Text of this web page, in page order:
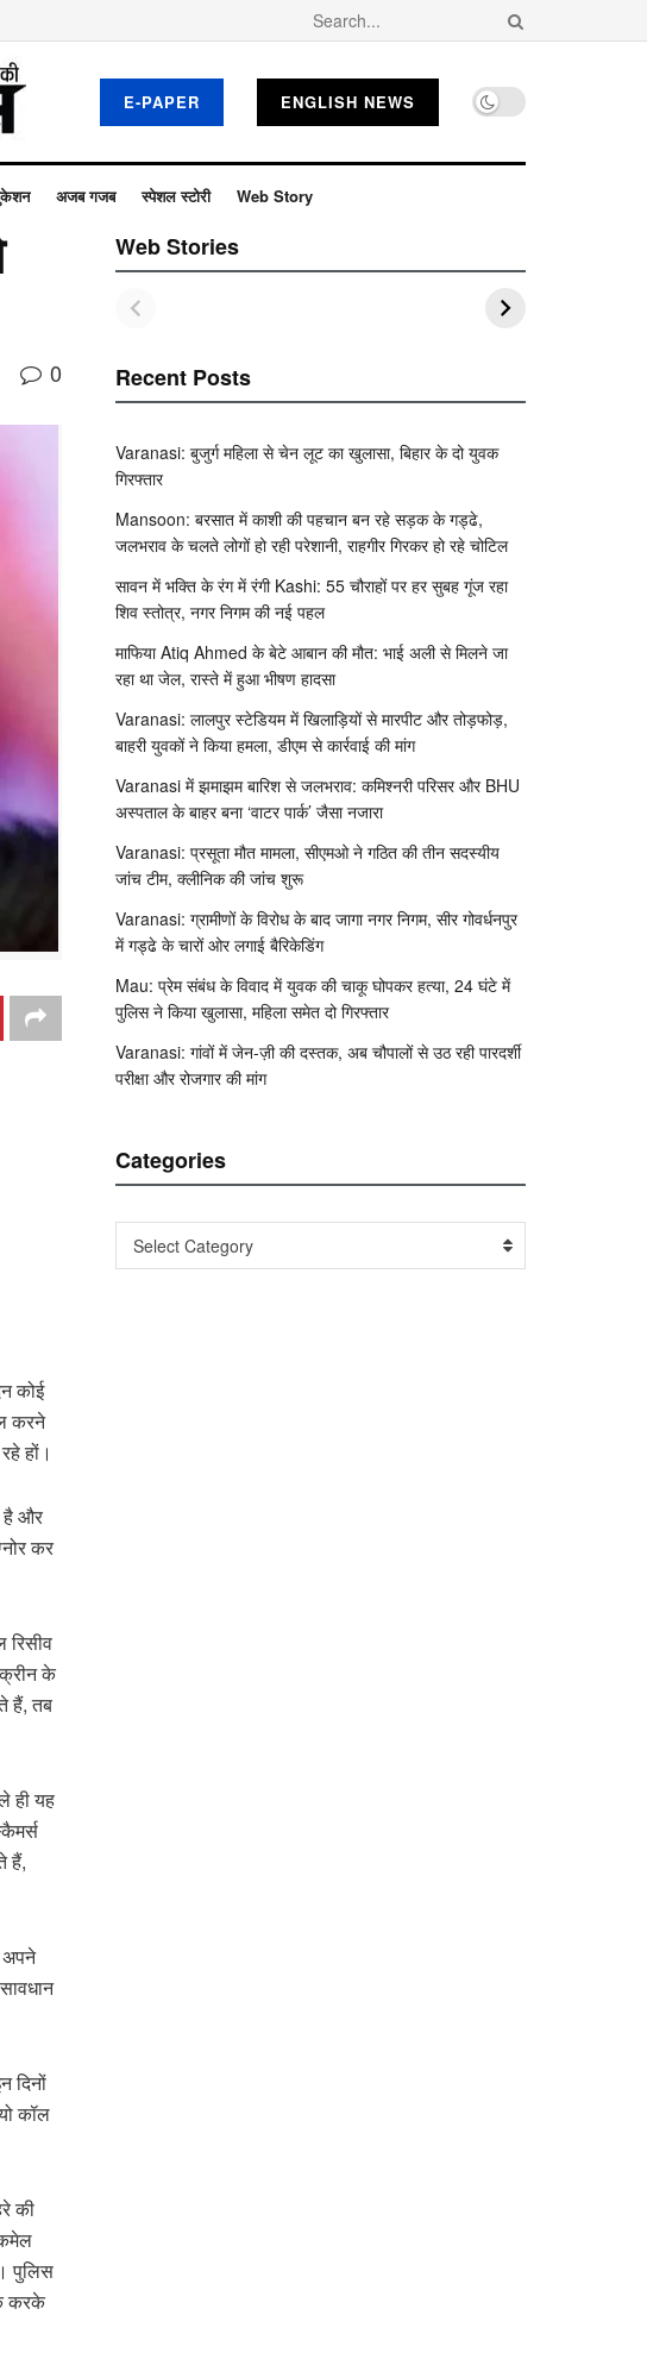
E-PAPER ENGLISH NEWS
अजब गजब स्पेशल स्टोरी Web Story
0
कोई
करने
हों।
है और
कर
के
हैं, तब
ही यह
हैं,
अपने
दिनों
कॉल
की
पुलिस
करके
Web Stories
Recent Posts
Varanasi: बुजुर्ग महिला से चेन लूट का खुलासा, बिहार के दो युवक
गिरफ्तार
Mansoon: बरसात में काशी की पहचान बन रहे सड़क के गड्ढे,
जलभराव के चलते लोगों हो रही परेशानी, राहगीर गिरकर हो रहे चोटिल
सावन में भक्ति के रंग में रंगी Kashi: 55 चौराहों पर हर सुबह गूंज रहा
शिव स्तोत्र, नगर निगम की नई पहल
माफिया Atiq Ahmed के बेटे आबान की मौत: भाई अली से मिलने जा
रहा था जेल, रास्ते में हुआ भीषण हादसा
Varanasi: लालपुर स्टेडियम में खिलाड़ियों से मारपीट और तोड़फोड़,
बाहरी युवकों ने किया हमला, डीएम से कार्रवाई की मांग
Varanasi में झमाझम बारिश से जलभराव: कमिश्नरी परिसर और BHU
अस्पताल के बाहर बना ‘वाटर पार्क’ जैसा नजारा
Varanasi: प्रसूता मौत मामला, सीएमओ ने गठित की तीन सदस्यीय
जांच टीम, क्लीनिक की जांच शुरू
Varanasi: ग्रामीणों के विरोध के बाद जागा नगर निगम, सीर गोवर्धनपुर
में गड्ढे के चारों ओर लगाई बैरिकेडिंग
Mau: प्रेम संबंध के विवाद में युवक की चाकू घोपकर हत्या, 24 घंटे में
पुलिस ने किया खुलासा, महिला समेत दो गिरफ्तार
Varanasi: गांवों में जेन-ज़ी की दस्तक, अब चौपालों से उठ रही पारदर्शी
परीक्षा और रोजगार की मांग
Categories
Categories
Select Category